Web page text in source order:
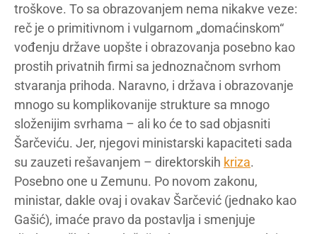
troškove. To sa obrazovanjem nema nikakve veze:
reč je o primitivnom i vulgarnom „domaćinskom“
vođenju države uopšte i obrazovanja posebno kao
prostih privatnih firmi sa jednoznačnom svrhom
stvaranja prihoda. Naravno, i država i obrazovanje
mnogo su komplikovanije strukture sa mnogo
složenijim svrhama – ali ko će to sad objasniti
Šarčeviću. Jer, njegovi ministarski kapaciteti sada
su zauzeti rešavanjem – direktorskih kriza.
Posebno one u Zemunu. Po novom zakonu,
ministar, dakle ovaj i ovakav Šarčević (jednako kao
Gašić), imaće pravo da postavlja i smenjuje